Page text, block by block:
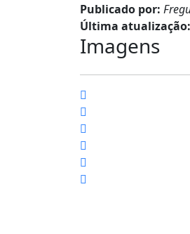
Publicado por:
Última atualização:
Imagens